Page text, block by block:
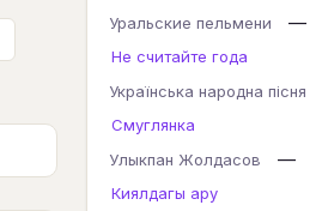
Уральские пельмени
—
Не считайте года
Українська народна пісня
Смуглянка
Улыкпан Жолдасов
—
Киялдагы ару